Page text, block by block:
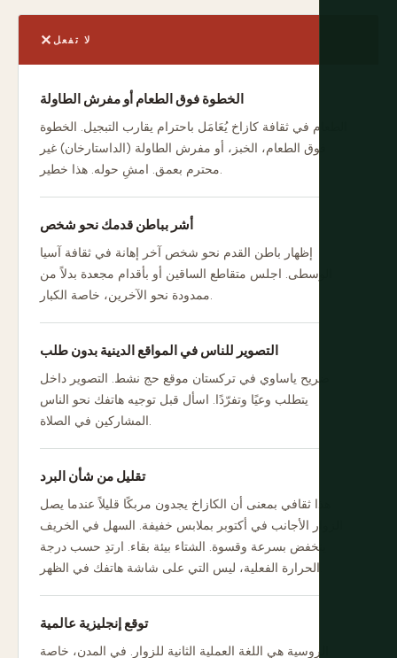
لا تفعل
الخطوة فوق الطعام أو مفرش الطاولة
الطعام في ثقافة كازاخ يُعَامَل باحترام يقارب التبجيل. الخطوة
فوق الطعام، الخبز، أو مفرش الطاولة (الداستارخان) غير
محترم بعمق. امشِ حوله. هذا خطير.
أشر بباطن قدمك نحو شخص
إظهار باطن القدم نحو شخص آخر إهانة في ثقافة آسيا
الوسطى. اجلس متقاطع الساقين أو بأقدام مجعدة بدلاً من
ممدودة نحو الآخرين، خاصة الكبار.
التصوير للناس في المواقع الدينية بدون طلب
ضريح ياساوي في تركستان موقع حج نشط. التصوير داخل
يتطلب وعيًا وتفرّدًا. اسأل قبل توجيه هاتفك نحو الناس
المشاركين في الصلاة.
تقليل من شأن البرد
هذا ثقافي بمعنى أن الكازاخ يجدون مربكًا قليلاً عندما يصل
الزوار الأجانب في أكتوبر بملابس خفيفة. السهل في الخريف
ينخفض بسرعة وقسوة. الشتاء بيئة بقاء. ارتدِ حسب درجة
توقع إنجليزية عالمية
الروسية هي اللغة العملية الثانية للزوار. في المدن، خاصة